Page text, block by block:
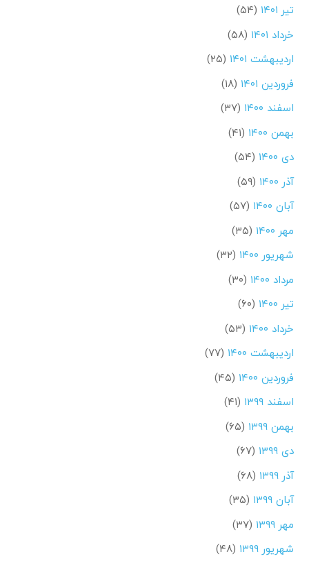
تیر ۱۴۰۱
(۵۴)
خرداد ۱۴۰۱
(۵۸)
اردیبهشت ۱۴۰۱
(۲۵)
فروردین ۱۴۰۱
(۱۸)
اسفند ۱۴۰۰
(۳۷)
بهمن ۱۴۰۰
(۴۱)
دی ۱۴۰۰
(۵۴)
آذر ۱۴۰۰
(۵۹)
آبان ۱۴۰۰
(۵۷)
مهر ۱۴۰۰
(۳۵)
شهریور ۱۴۰۰
(۳۲)
مرداد ۱۴۰۰
(۳۰)
تیر ۱۴۰۰
(۶۰)
خرداد ۱۴۰۰
(۵۳)
اردیبهشت ۱۴۰۰
(۷۷)
فروردین ۱۴۰۰
(۴۵)
اسفند ۱۳۹۹
(۴۱)
بهمن ۱۳۹۹
(۶۵)
دی ۱۳۹۹
(۶۷)
آذر ۱۳۹۹
(۶۸)
آبان ۱۳۹۹
(۳۵)
مهر ۱۳۹۹
(۳۷)
شهریور ۱۳۹۹
(۴۸)